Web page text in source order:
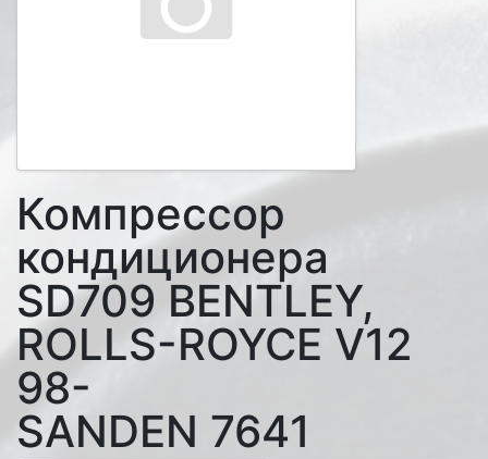
Компрессор
кондиционера
SD709 BENTLEY,
ROLLS-ROYCE V12
98-
SANDEN 7641